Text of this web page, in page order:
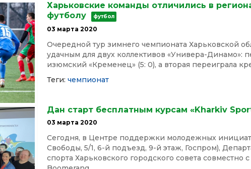
Харьковские команды отличились в
футболу
футбол
03 марта 2020
Очередной тур зимнего чемпионата Харьковской
удачным для двух коллективов «Универа-Динамо»:
изюмский «Кременец» (5: 0), а вторая переиграла
Теги:чемпионат
Дан старт бесплатным курсам «Kharkiv
03 марта 2020
Сегодня, в Центре поддержки молодежных
Свободы, 5/1, 6-й подъезд, 9-й этаж, Госпром),
спорта Харьковского городского совета совместно